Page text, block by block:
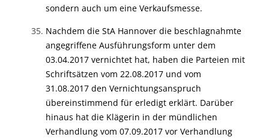
sondern auch um eine Verkaufsmesse.
Nachdem die StA Hannover die beschlagnahmte
angegriffene Ausführungsform unter dem
03.04.2017 vernichtet hat, haben die Parteien mit
Schriftsätzen vom 22.08.2017 und vom
31.08.2017 den Vernichtungsanspruch
übereinstimmend für erledigt erklärt. Darüber
hinaus hat die Klägerin in der mündlichen
Verhandlung vom 07.09.2017 vor Verhandlung